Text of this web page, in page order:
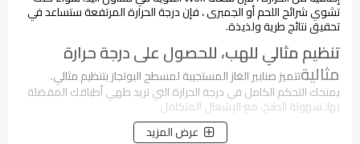
تشوي شرائح اللحم أو الجمبرى ، فإن درجة الحرارة المرتفعة ستساعد في
تحقيق نتائج طرية ولذيذة.
تنظيم مثالي للهب، للحصول على درجة حرارة
مثاليةتتميز صنابير الغاز المستجيبة لمسطح البوتجاز بتنظيم مثالي.
يمنحك التحكم الكامل في درجة الحرارة التي تريد طهي أطباقك المفضلة
بها. سهولة الطبخ، مع الإشعال المتكامل
أمان الغاز البلت ان عرض المزيد